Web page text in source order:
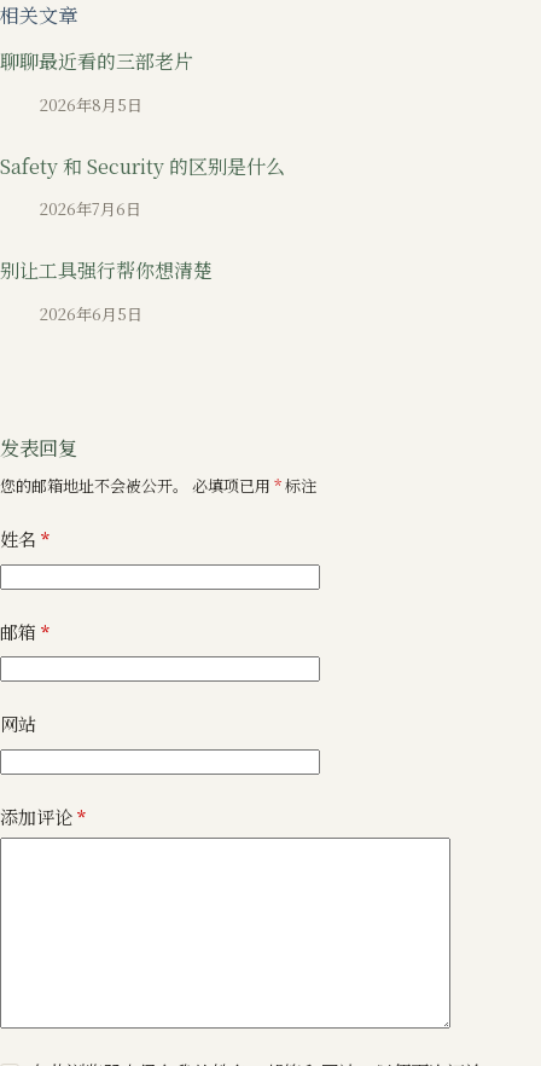
相关文章
聊聊最近看的三部老片
2026年8月5日
Safety 和 Security 的区别是什么
2026年7月6日
别让工具强行帮你想清楚
2026年6月5日
发表回复
您的邮箱地址不会被公开。 必填项已用 *标注
姓名 *
邮箱 *
网站
添加评论*